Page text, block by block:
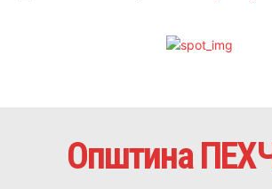
Општина